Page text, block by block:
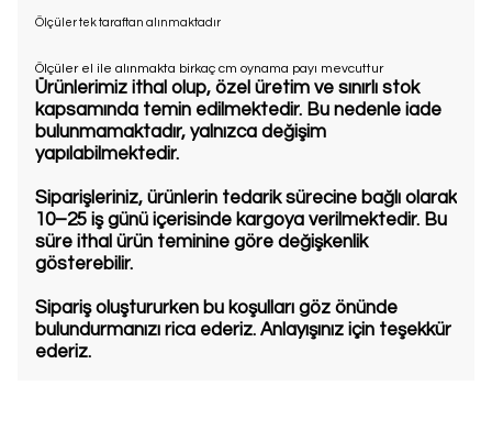
Ölçüler tek taraftan alınmaktadır
Ölçüler el ile alınmakta birkaç cm oynama payı mevcuttur
Ürünlerimiz ithal olup, özel üretim ve sınırlı stok
kapsamında temin edilmektedir. Bu nedenle iade
bulunmamaktadır, yalnızca değişim
yapılabilmektedir.
Siparişleriniz, ürünlerin tedarik sürecine bağlı olarak
10–25 iş günü içerisinde kargoya verilmektedir. Bu
süre ithal ürün teminine göre değişkenlik
gösterebilir.
Sipariş oluştururken bu koşulları göz önünde
bulundurmanızı rica ederiz. Anlayışınız için teşekkür
ederiz.